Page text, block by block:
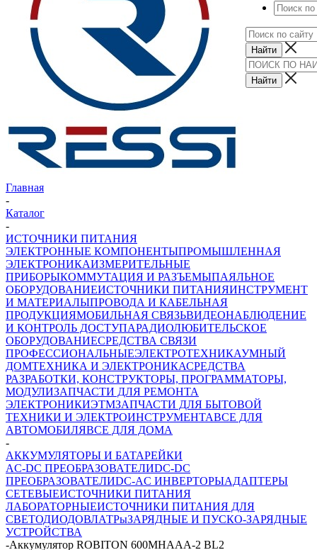
Главная
-
Каталог
-
ИСТОЧНИКИ ПИТАНИЯ
ЭЛЕКТРОННЫЕ КОМПОНЕНТЫПРОМЫШЛЕННАЯ
ЭЛЕКТРОНИКАИЗМЕРИТЕЛЬНЫЕ
ПРИБОРЫКОММУТАЦИЯ И РАЗЪЕМЫПАЯЛЬНОЕ
ОБОРУДОВАНИЕИСТОЧНИКИ ПИТАНИЯИНСТРУМЕНТ
И МАТЕРИАЛЫПРОВОДА И КАБЕЛЬНАЯ
ПРОДУКЦИЯМОБИЛЬНАЯ СВЯЗЬВИДЕОНАБЛЮДЕНИЕ
И КОНТРОЛЬ ДОСТУПАРАДИОЛЮБИТЕЛЬСКОЕ
ОБОРУДОВАНИЕСРЕДСТВА СВЯЗИ
ПРОФЕССИОНАЛЬНЫЕЭЛЕКТРОТЕХНИКАУМНЫЙ
ДОМТЕХНИКА И ЭЛЕКТРОНИКАСРЕДСТВА
РАЗРАБОТКИ, КОНСТРУКТОРЫ, ПРОГРАММАТОРЫ,
МОДУЛИЗАПЧАСТИ ДЛЯ РЕМОНТА
ЭЛЕКТРОНИКИЭТМЗАПЧАСТИ ДЛЯ БЫТОВОЙ
ТЕХНИКИ И ЭЛЕКТРОИНСТРУМЕНТАВСЕ ДЛЯ
АВТОМОБИЛЯВСЕ ДЛЯ ДОМА
-
АККУМУЛЯТОРЫ И БАТАРЕЙКИ
AC-DC ПРЕОБРАЗОВАТЕЛИDC-DC
ПРЕОБРАЗОВАТЕЛИDC-AC ИНВЕРТОРЫАДАПТЕРЫ
СЕТЕВЫЕИСТОЧНИКИ ПИТАНИЯ
ЛАБОРАТОРНЫЕИСТОЧНИКИ ПИТАНИЯ ДЛЯ
СВЕТОДИОДОВЛАТРыЗАРЯДНЫЕ И ПУСКО-ЗАРЯДНЫЕ
УСТРОЙСТВА
-Аккумулятор ROBITON 600MHAAA-2 BL2